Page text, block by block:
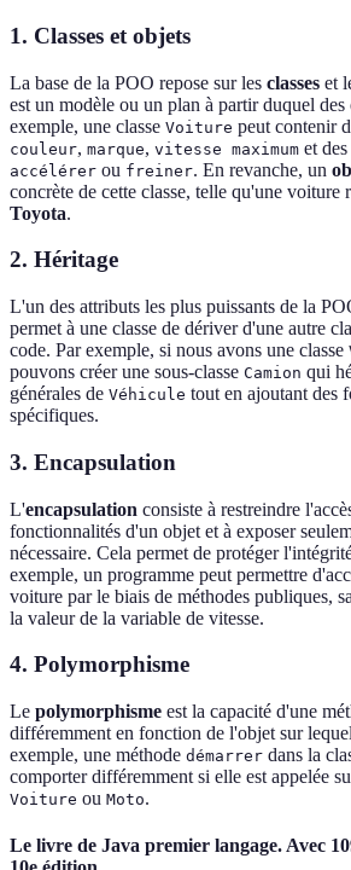
1. Classes et objets
La base de la POO repose sur les classes et
est un modèle ou un plan à partir duquel des
exemple, une classe Voiture peut contenir
couleur, marque, vitesse maximum et
accélérer ou freiner. En revanche, un
concrète de cette classe, telle qu'une voiture
Toyota.
2. Héritage
L'un des attributs les plus puissants de la
permet à une classe de dériver d'une autre
code. Par exemple, si nous avons une classe
pouvons créer une sous-classe Camion qui
générales de Véhicule tout en ajoutant des
spécifiques.
3. Encapsulation
L'encapsulation consiste à restreindre
fonctionnalités d'un objet et à exposer
nécessaire. Cela permet de protéger
exemple, un programme peut permettre
voiture par le biais de méthodes publiques,
la valeur de la variable de vitesse.
4. Polymorphisme
Le polymorphisme est la capacité d'une
différemment en fonction de l'objet sur
exemple, une méthode démarrer dans la
comporter différemment si elle est appelée
Voiture ou Moto.
Le livre de Java premier langage. Avec